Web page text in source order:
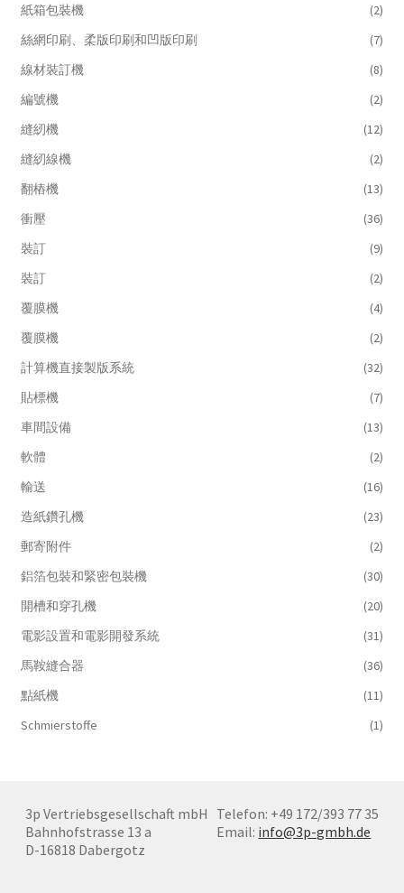
紙箱包裝機
(2)
絲網印刷、柔版印刷和凹版印刷
(7)
線材裝訂機
(8)
編號機
(2)
縫紉機
(12)
縫紉線機
(2)
翻樁機
(13)
衝壓
(36)
裝訂
(9)
裝訂
(2)
覆膜機
(4)
覆膜機
(2)
計算機直接製版系統
(32)
貼標機
(7)
車間設備
(13)
軟體
(2)
輸送
(16)
造紙鑽孔機
(23)
郵寄附件
(2)
鋁箔包裝和緊密包裝機
(30)
開槽和穿孔機
(20)
電影設置和電影開發系統
(31)
馬鞍縫合器
(36)
點紙機
(11)
Schmierstoffe
(1)
3p Vertriebsgesellschaft mbH
Bahnhofstrasse 13 a
D-16818 Dabergotz
Telefon: +49 172/393 77 35
Email: info@3p-gmbh.de